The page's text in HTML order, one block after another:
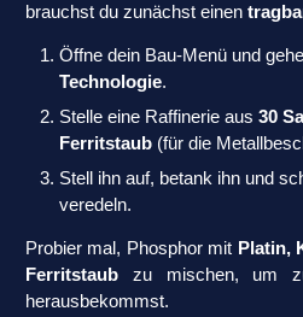
brauchst du zunächst einen
Öffne dein Bau-Menü und
Technologie.
Stelle eine Raffinerie aus 30
Ferritstaub (für die
Stell ihn auf, betank ihn und
veredeln.
Probier mal, Phosphor mit Platin,
Ferritstaub zu mischen, um
herausbekommst.